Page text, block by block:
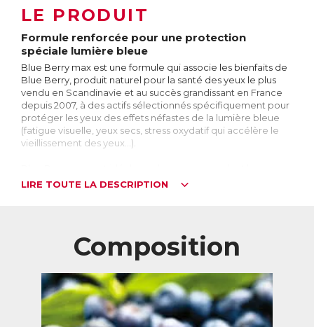
LE PRODUIT
Formule renforcée pour une protection
spéciale lumière bleue
Blue Berry max est une formule qui associe les bienfaits de
Blue Berry, produit naturel pour la santé des yeux le plus
vendu en Scandinavie et au succès grandissant en France
depuis 2007, à des actifs sélectionnés spécifiquement pour
protéger les yeux des effets néfastes de la lumière bleue
(fatigue visuelle, yeux secs, stress oxydatif qui accélère le
vieillissement des yeux…).
sont fortement exposés à des écrans (ordinateur,
La lumière bleue est une lumière à haute énergie qui peut
abîmer les cellules fragiles de l’œil. Elle est présente dans la
lumière naturelle du soleil et également dans de
nombreuses sources de lumières artificielles (ordinateur,
téléphone, tv, tablette…).
Quelles sont les conséquences d’une
surexposition aux écrans et à la lumière bleue ?
LIRE TOUTE LA DESCRIPTION
Composition